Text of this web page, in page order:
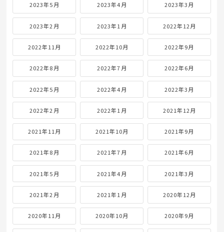
2023年5月 2023年4月 2023年3月
2023年2月 2023年1月 2022年12月
2022年11月 2022年10月 2022年9月
2022年8月 2022年7月 2022年6月
2022年5月 2022年4月 2022年3月
2022年2月 2022年1月 2021年12月
2021年11月 2021年10月 2021年9月
2021年8月 2021年7月 2021年6月
2021年5月 2021年4月 2021年3月
2021年2月 2021年1月 2020年12月
2020年11月 2020年10月 2020年9月